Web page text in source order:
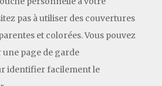
pas à utiliser des couvertures
et colorées. Vous pouvez
page de garde
identifier facilement le